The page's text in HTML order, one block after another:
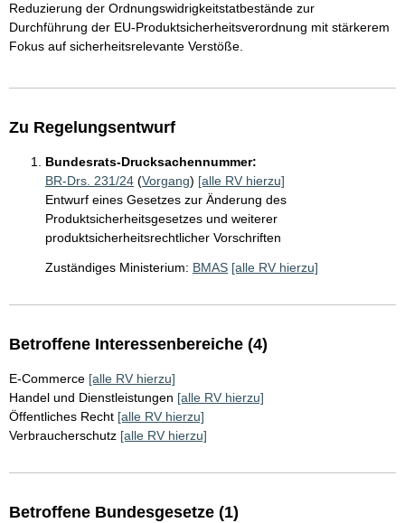
Reduzierung der Ordnungswidrigkeitstatbestände zur
Durchführung der EU-Produktsicherheitsverordnung mit stärkerem
Fokus auf sicherheitsrelevante Verstöße.
Zu Regelungsentwurf
Bundesrats-Drucksachennummer:
BR-Drs. 231/24 (Vorgang) [alle RV hierzu]
Entwurf eines Gesetzes zur Änderung des
Produktsicherheitsgesetzes und weiterer
produktsicherheitsrechtlicher Vorschriften
Zuständiges Ministerium: BMAS [alle RV hierzu]
Betroffene Interessenbereiche (4)
E-Commerce [alle RV hierzu]
Handel und Dienstleistungen [alle RV hierzu]
Öffentliches Recht [alle RV hierzu]
Verbraucherschutz [alle RV hierzu]
Betroffene Bundesgesetze (1)